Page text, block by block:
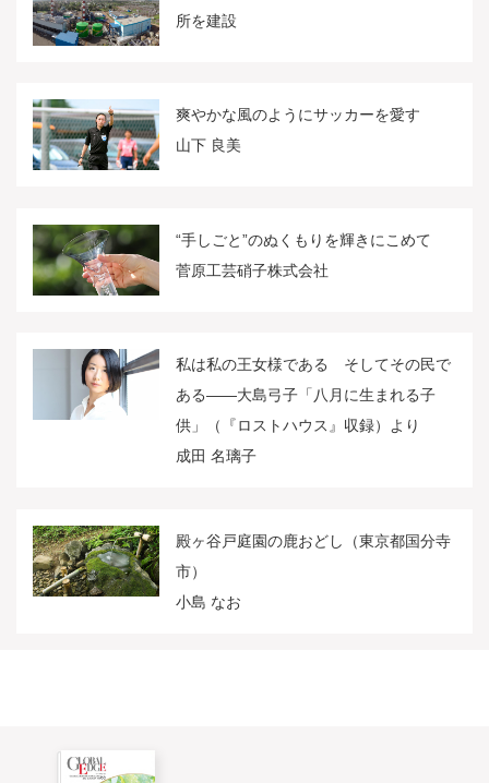
所を建設
爽やかな風のようにサッカーを愛す
山下 良美
“手しごと”のぬくもりを輝きにこめて
菅原工芸硝子株式会社
私は私の王女様である そしてその民で
ある――大島弓子「八月に生まれる子
供」（『ロストハウス』収録）より
成田 名璃子
殿ヶ谷戸庭園の鹿おどし（東京都国分寺
市）
小島 なお